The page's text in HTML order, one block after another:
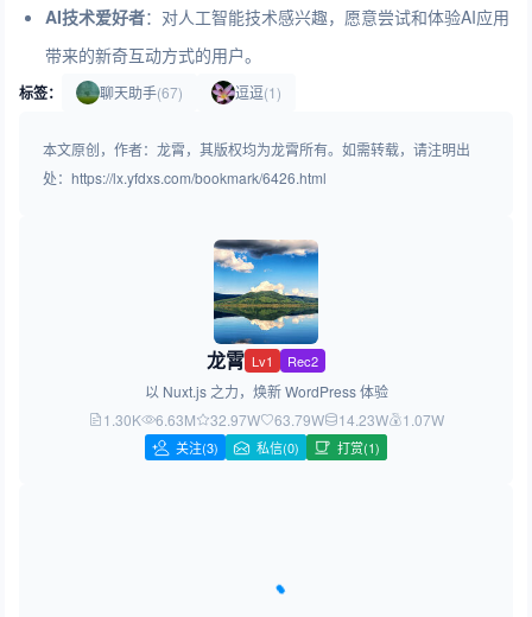
AI技术爱好者：对人工智能技术感兴趣，愿意尝试和体验AI应用
带来的新奇互动方式的用户。
标签： 聊天助手(67) 逗逗(1)
本文原创，作者：龙霄，其版权均为龙霄所有。如需转载，请注明出
处：https://lx.yfdxs.com/bookmark/6426.html
龙霄 Lv1 Rec2
以 Nuxt.js 之力，焕新 WordPress 体验
1.30K
6.63M 32.97W 63.79W 14.23W 1.07W
关注(3) 私信(0) 打赏(1)